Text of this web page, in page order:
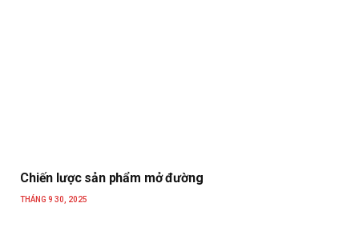
Chiến lược sản phẩm mở đường
THÁNG 9 30, 2025